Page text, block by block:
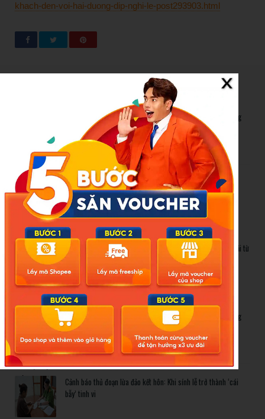
khach-den-voi-hai-duong-dip-nghi-le-post293903.html
New Posts
Bão số 3 hình thành trên Biển Đông: Vì sao không ảnh hưởng
đất liền vẫn cần cảnh giác cao độ?
Cảnh báo thủ đoạn lừa đảo kết hôn: Khi sính lễ trở thành ‘cái
bẫy’ tinh vi
Gần 1.200 tỷ đồng xóa ‘mù bơi’ cho học sinh TP.HCM: Lời giải từ
chính sách hỗ trợ trực tiếp
Related Posts
Bão số 3 hình thành trên Biển Đông: Vì sao không ảnh hưởng
đất liền vẫn cần cảnh giác cao độ?
Cảnh báo thủ đoạn lừa đảo kết hôn: Khi sính lễ trở thành ‘cái
bẫy’ tinh vi